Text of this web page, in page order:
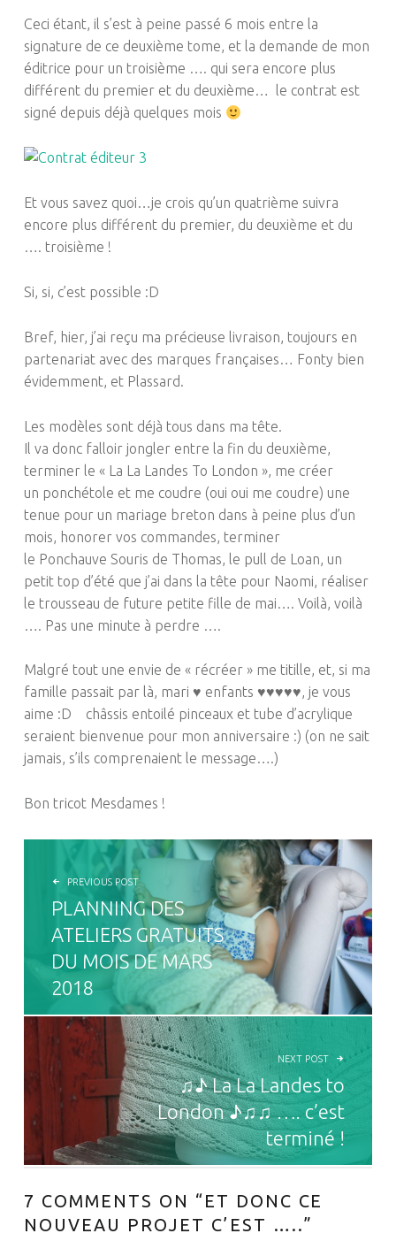
Ceci étant, il s’est à peine passé 6 mois entre la
signature de ce deuxième tome, et la demande de mon
éditrice pour un troisième …. qui sera encore plus
différent du premier et du deuxième…
le contrat est
signé depuis déjà quelques mois
Et vous savez quoi…je crois qu’un quatrième suivra
encore plus différent du premier, du deuxième et du
…. troisième !
Si, si, c’est possible :D
Bref, hier, j’ai reçu ma précieuse livraison, toujours en
partenariat avec des marques françaises… Fonty bien
évidemment, et Plassard.
Les modèles sont déjà tous dans ma tête.
Il va donc falloir jongler entre la fin du deuxième,
terminer le « La La Landes To London », me créer
un ponchétole et me coudre (oui oui me coudre) une
tenue pour un mariage breton dans à peine plus d’un
mois, honorer vos commandes, terminer
le Ponchauve Souris de Thomas, le pull de Loan, un
petit top d’été que j’ai dans la tête pour Naomi, réaliser
le trousseau de future petite fille de mai….
Voilà, voilà
Pas une minute à perdre ….
Malgré tout une envie de « récréer » me titille, et, si ma
famille passait par là, mari ♥ enfants ♥♥♥♥♥, je vous
aime :D châssis entoilé pinceaux et tube d’acrylique
seraient bienvenue pour mon anniversaire :) (on ne sait
jamais, s’ils comprenaient le message….)
Bon tricot Mesdames !
NAVIGATION DE L’ARTICLE
PREVIOUS POST
PLANNING DES
ATELIERS GRATUITS
DU MOIS DE MARS
2018
NEXT POST
♫♪ La La Landes to
London ♪♫♫ …. c’est
terminé !
7 COMMENTS ON “ ET DONC CE
NOUVEAU PROJET C’EST …..”